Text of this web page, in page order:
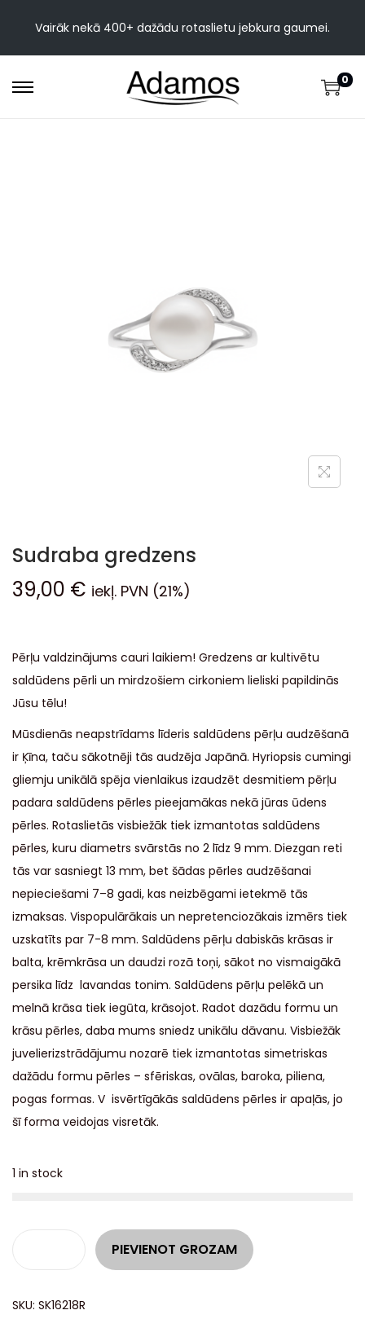
Vairāk nekā 400+ dažādu rotaslietu jebkura gaumei.
0
Sudraba gredzens
39,00 € iekļ. PVN (21%)
Pērļu valdzinājums cauri laikiem! Gredzens ar kultivētu
saldūdens pērli un mirdzošiem cirkoniem lieliski papildinās
Jūsu tēlu!
Mūsdienās neapstrīdams līderis saldūdens pērļu audzēšanā
ir Ķīna, taču sākotnēji tās audzēja Japānā. Hyriopsis cumingi
gliemju unikālā spēja vienlaikus izaudzēt desmitiem pērļu
padara saldūdens pērles pieejamākas nekā jūras ūdens
pērles. Rotaslietās visbiežāk tiek izmantotas saldūdens
pērles, kuru diametrs svārstās no 2 līdz 9 mm. Diezgan reti
tās var sasniegt 13 mm, bet šādas pērles audzēšanai
nepieciešami 7–8 gadi, kas neizbēgami ietekmē tās
izmaksas. Vispopulārākais un nepretenciozākais izmērs tiek
uzskatīts par 7-8 mm. Saldūdens pērļu dabiskās krāsas ir
balta, krēmkrāsa un daudzi rozā toņi, sākot no vismaigākā
persika līdz lavandas tonim. Saldūdens pērļu pelēkā un
melnā krāsa tiek iegūta, krāsojot. Radot dazādu formu un
krāsu pērles, daba mums sniedz unikālu dāvanu. Visbiežāk
juvelierizstrādājumu nozarē tiek izmantotas simetriskas
dažādu formu pērles – sfēriskas, ovālas, baroka, piliena,
pogas formas. V isvērtīgākās saldūdens pērles ir apaļās, jo
šī forma veidojas visretāk.
1 in stock
PIEVIENOT GROZAM
SKU: SK16218R